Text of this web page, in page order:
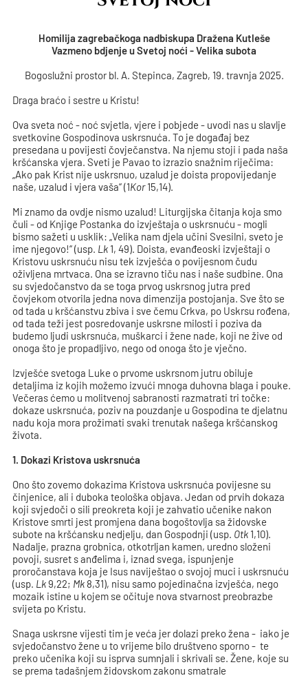
Homilija zagrebačkoga nadbiskupa Dražena Kutleše
Vazmeno bdjenje u Svetoj noći - Velika subota
Bogoslužni prostor bl. A. Stepinca, Zagreb, 19. travnja 2025.
Draga braćo i sestre u Kristu!
Ova sveta noć - noć svjetla, vjere i pobjede - uvodi nas u slavlje
svetkovine Gospodinova uskrsnuća. To je događaj bez
presedana u povijesti čovječanstva. Na njemu stoji i pada naša
kršćanska vjera. Sveti je Pavao to izrazio snažnim riječima:
„Ako pak Krist nije uskrsnuo, uzalud je doista propovijedanje
naše, uzalud i vjera vaša“ (1Kor15,14).
Mi znamo da ovdje nismo uzalud! Liturgijska čitanja koja smo
čuli - od Knjige Postanka do izvještaja o uskrsnuću - mogli
bismo sažeti u usklik: „Velika nam djela učini Svesilni, sveto je
ime njegovo!“ (usp. Lk 1, 49). Doista, evanđeoski izvještaji o
Kristovu uskrsnuću nisu tek izvješća o povijesnom čudu
oživljena mrtvaca. Ona se izravno tiču nas i naše sudbine. Ona
su svjedočanstvo da se toga prvog uskrsnog jutra pred
čovjekom otvorila jedna nova dimenzija postojanja. Sve što se
od tada u kršćanstvu zbiva i sve čemu Crkva, po Uskrsu rođena,
od tada teži jest posredovanje uskrsne milosti i poziva da
budemo ljudi uskrsnuća, muškarci i žene nade, koji ne žive od
onoga što je propadljivo, nego od onoga što je vječno.
Izvješće svetoga Luke o prvome uskrsnom jutru obiluje
detaljima iz kojih možemo izvući mnoga duhovna blaga i pouke.
Večeras ćemo u molitvenoj sabranosti razmatrati tri točke:
dokaze uskrsnuća, poziv na pouzdanje u Gospodina te djelatnu
nadu koja mora prožimati svaki trenutak našega kršćanskog
života.
1. Dokazi Kristova uskrsnuća
Ono što zovemo dokazima Kristova uskrsnuća povijesne su
činjenice, ali i duboka teološka objava. Jedan od prvih dokaza
koji svjedoči o sili preokreta koji je zahvatio učenike nakon
Kristove smrti jest promjena dana bogoštovlja sa židovske
subote na kršćansku nedjelju, dan Gospodnji (usp. Otk 1,10).
Nadalje, prazna grobnica, otkotrljan kamen, uredno složeni
povoji, susret s anđelima i, iznad svega, ispunjenje
proročanstava koja je Isus naviještao o svojoj muci i uskrsnuću
(usp. Lk9,22; Mk 8,31), nisu samo pojedinačna izvješća, nego
mozaik istine u kojem se očituje nova stvarnost preobrazbe
svijeta po Kristu.
Snaga uskrsne vijesti tim je veća jer dolazi preko žena - iako je
svjedočanstvo žene u to vrijeme bilo društveno sporno - te
preko učenika koji su isprva sumnjali i skrivali se. Žene, koje su
se prema tadašnjem židovskom zakonu smatrale